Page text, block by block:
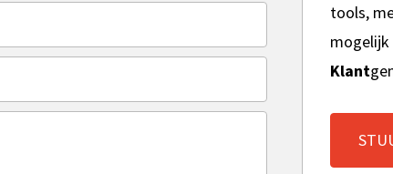
tools,
mogelijk
Klant